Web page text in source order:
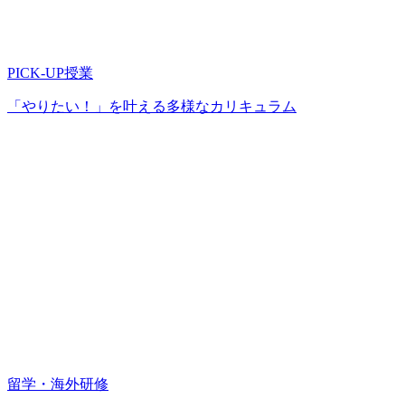
PICK-UP授業
「やりたい！」を叶える多様なカリキュラム
留学・海外研修